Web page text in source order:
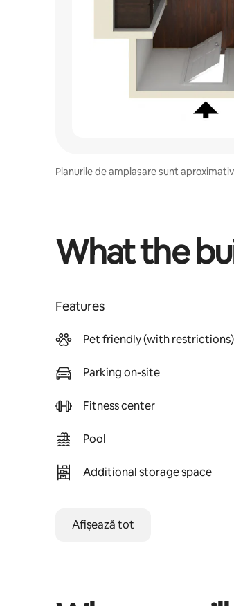
Planurile de amplasare sunt
What the
Features
Pet friendly (with restrictions)
Parking on-site
Fitness center
Pool
Additional storage space
Afișează tot